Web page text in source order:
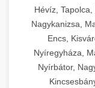
Hévíz,
Nagykanizsa,
Encs,
Nyíregyháza,
Nyírbátor,